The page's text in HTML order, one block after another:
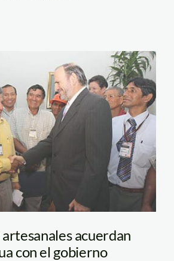
acuerdan
con el gobierno